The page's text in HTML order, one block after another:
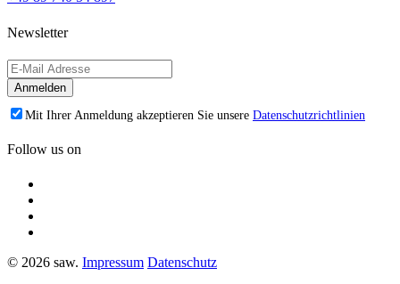
Newsletter
Mit Ihrer Anmeldung akzeptieren Sie unsere Datenschutzrichtlinien
Follow us on
© 2026 saw. Impressum Datenschutz